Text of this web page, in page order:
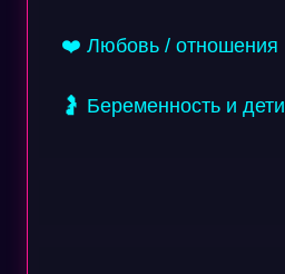
❤️ Любовь / отношения
🤰 Беременность и дети